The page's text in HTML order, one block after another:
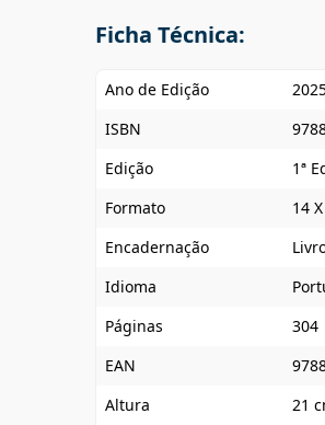
Ficha Técnica:
Ano de Edição
ISBN
Edição
1ª
Formato
14
Encadernação
Idioma
Páginas
304
EAN
Altura
21